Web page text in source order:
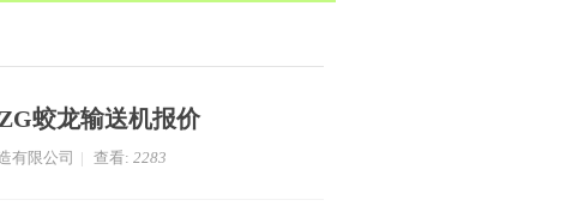
蛟龙输送机报价
有限公司 | 查看: 2283